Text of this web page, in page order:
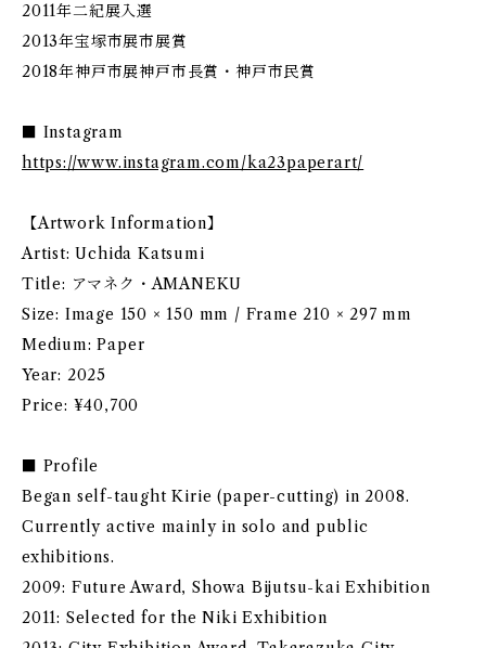
2011年二紀展入選
2013年宝塚市展市展賞
2018年神戸市展神戸市長賞・神戸市民賞
■ Instagram
https://www.instagram.com/ka23paperart/
【Artwork Information】
Artist: Uchida Katsumi
Title: アマネク・AMANEKU
Size: Image 150 × 150 mm / Frame 210 × 297 mm
Medium: Paper
Year: 2025
Price: ¥40,700
■ Profile
Began self-taught Kirie (paper-cutting) in 2008.
Currently active mainly in solo and public
exhibitions.
2009: Future Award, Showa Bijutsu-kai Exhibition
2011: Selected for the Niki Exhibition